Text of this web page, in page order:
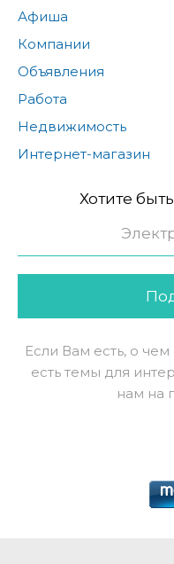
Афиша
Компании
Объявления
Работа
Недвижимость
Интернет-магазин
Хотите
Если Вам есть, о
есть темы для
нам на